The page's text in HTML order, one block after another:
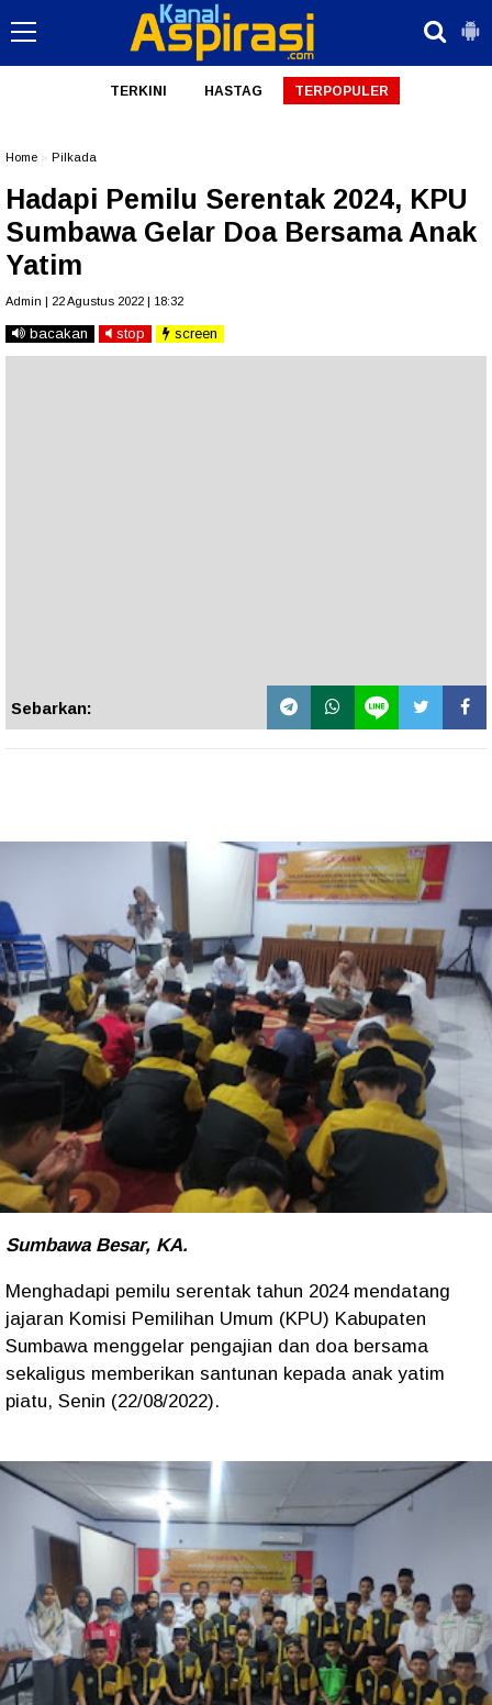
TERKINI HASTAG TERPOPULER
Home Pilkada
Hadapi Pemilu Serentak 2024, KPU
Sumbawa Gelar Doa Bersama Anak
Yatim
Admin | 22 Agustus 2022 | 18:32
bacakan stop screen
Sebarkan:
Sumbawa Besar, KA.
Menghadapi pemilu serentak tahun 2024 mendatang
jajaran Komisi Pemilihan Umum (KPU) Kabupaten
Sumbawa menggelar pengajian dan doa bersama
sekaligus memberikan santunan kepada anak yatim
piatu, Senin (22/08/2022).